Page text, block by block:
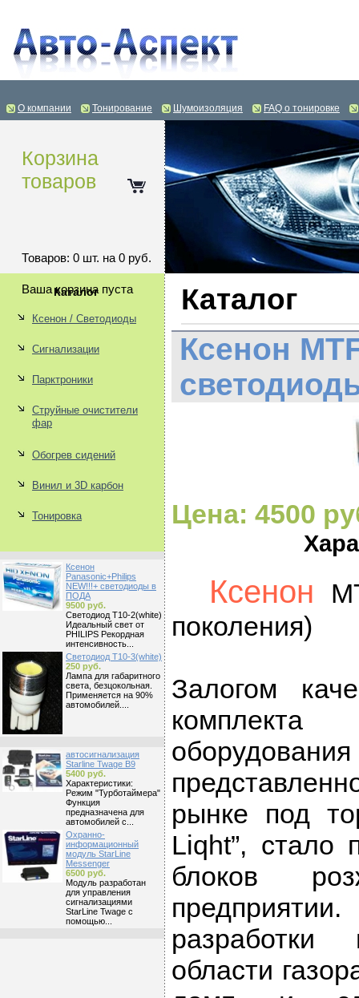
О компании Тонирование Шумоизоляция FAQ о тонировке
Корзина
товаров
Товаров: 0 шт. на 0 руб.
Ваша корзина пуста
Каталог
Ксенон / Светодиоды
Сигнализации
Парктроники
Струйные очистители
фар
Обогрев сидений
Винил и 3D карбон
Тонировка
Ксенон
Panasonic+Philips
NEW!!!+ светодиоды в
ПОДА
9500 руб.
Светодиод Т10-2(white)
Идеальный свет от
PHILIPS Рекордная
интенсивность...
Светодиод Т10-3(white)
250 руб.
Лампа для габаритного
света, безцокольная.
Применяется на 90%
автомобилей....
автосигнализация
Starline Twage B9
5400 руб.
Характеристики:
Режим "Турботаймера"
Функция
предназначена для
автомобилей с...
Охранно-
информационный
модуль StarLine
Messenger
6500 руб.
Модуль разработан
для управления
сигнализациями
StarLine Twage c
помощью...
Каталог
Ксенон
Цена: 4500
Ксенон
поколения)
Залогом
рынке под
Liqht”, стало
блоков
области